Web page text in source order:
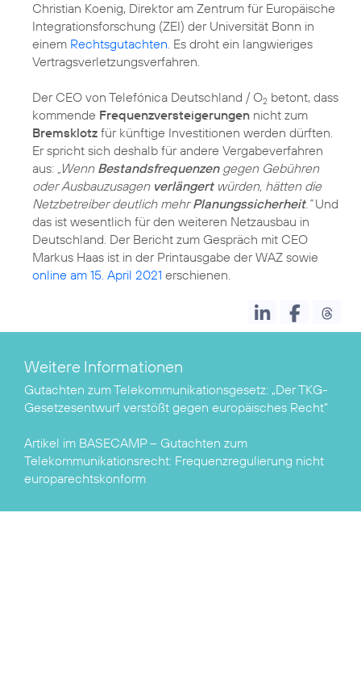
Christian Koenig, Direktor am Zentrum für Europäische
Integrationsforschung (ZEI) der Universität Bonn in
einem Rechtsgutachten . Es droht ein langwieriges
Vertragsverletzungsverfahren.
Der CEO von Telefónica Deutschland / O2 betont, dass
kommende Frequenzversteigerungen nicht zum
Bremsklotz für künftige Investitionen werden dürften.
Er spricht sich deshalb für andere Vergabeverfahren
aus: „Wenn Bestandsfrequenzengegen Gebühren
oder Ausbauzusagen verlängertwürden, hätten die
Netzbetreiber deutlich mehrPlanungssicherheit.“Und
das ist wesentlich für den weiteren Netzausbau in
Deutschland. Der Bericht zum Gespräch mit CEO
Markus Haas ist in der Printausgabe der WAZ sowie
online am 15. April 2021
Weitere Informationen
Gutachten zum Telekommunikationsgesetz: „Der TKG-
Gesetzesentwurf verstößt gegen europäisches Recht“
Artikel im BASECAMP – Gutachten zum
Telekommunikationsrecht: Frequenzregulierung nicht
europarechtskonform